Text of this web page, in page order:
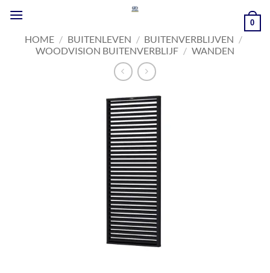
naar
inhoud
0
HOME / BUITENLEVEN / BUITENVERBLIJVEN /
WOODVISION BUITENVERBLIJF / WANDEN